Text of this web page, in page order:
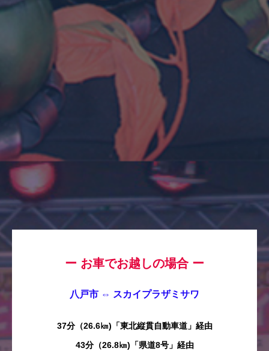
ー お車でお越しの場合 ー
八戸市 ⇔ スカイプラザミサワ
37分（26.6㎞)「東北縦貫自動車道」経由
43分（26.8㎞)「県道8号」経由